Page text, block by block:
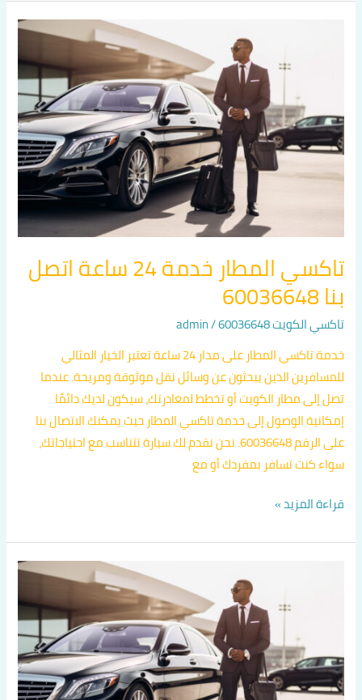
تاكسي المطار خدمة 24 ساعة اتصل
بنا 60036648
تاكسي الكويت 60036648 /
admin
خدمة تاكسي المطار على مدار 24 ساعة تعتبر الخيار المثالي
للمسافرين الذين يبحثون عن وسائل نقل موثوقة ومريحة. عندما
تصل إلى مطار الكويت أو تخطط لمغادرتك، سيكون لديك دائمًا
إمكانية الوصول إلى خدمة تاكسي المطار حيث يمكنك الاتصال بنا
على الرقم 60036648. نحن نقدم لك سيارة تتناسب مع احتياجاتك،
سواء كنت تسافر بمفردك أو مع
ساعة
اتصل
بنا
60036648
قراءة المزيد »
ساعة
اتصل